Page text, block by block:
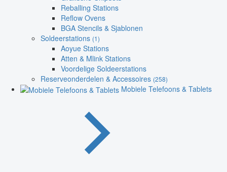
Reballing Stations
Reflow Ovens
BGA Stencils & Sjablonen
Soldeerstations (1)
Aoyue Stations
Atten & Mlink Stations
Voordelige Soldeerstations
Reserveonderdelen & Accessoires (258)
Mobiele Telefoons & Tablets